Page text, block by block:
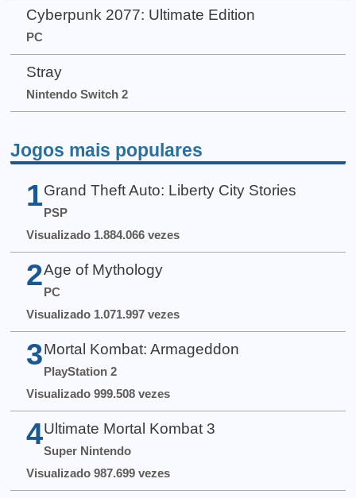
Cyberpunk 2077: Ultimate Edition
PC
Stray
Nintendo Switch 2
Jogos mais populares
1 Grand Theft Auto: Liberty City Stories
PSP
Visualizado 1.884.066 vezes
2 Age of Mythology
PC
Visualizado 1.071.997 vezes
3 Mortal Kombat: Armageddon
PlayStation 2
Visualizado 999.508 vezes
4 Ultimate Mortal Kombat 3
Super Nintendo
Visualizado 987.699 vezes